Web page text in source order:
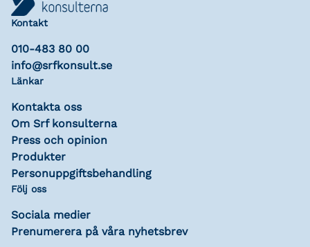
Kontakt
010-483 80 00
info@srfkonsult.se
Länkar
Kontakta oss
Om Srf konsulterna
Press och opinion
Produkter
Personuppgiftsbehandling
Följ oss
Sociala medier
Prenumerera på våra nyhetsbrev